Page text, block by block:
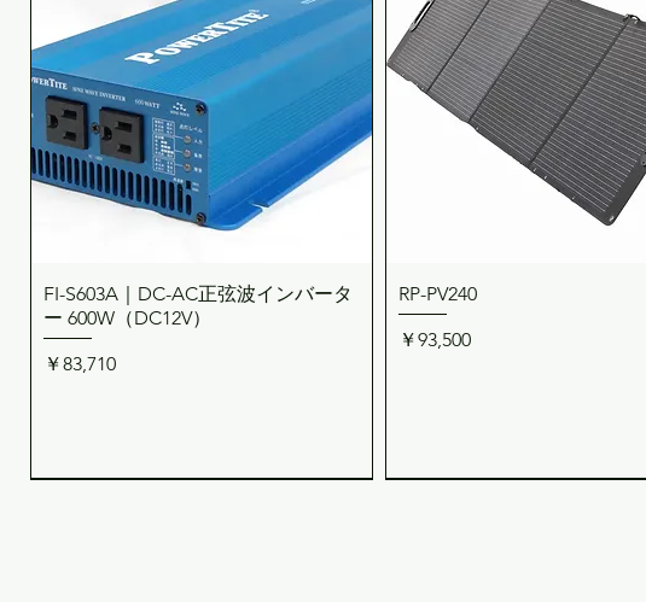
クイックビュー
FI-S603A｜DC-AC正弦波インバータ
ー 600W（DC12V）
価格
￥83,710
RP-PV240
価格
￥93,500